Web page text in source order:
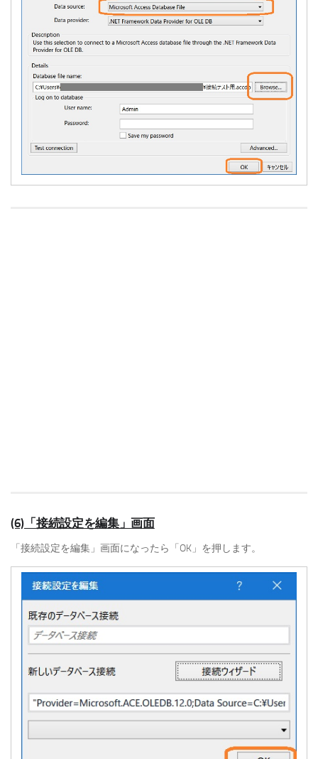
(6)「接続設定を編集」画面
「接続設定を編集」画面になったら「OK」を押します。